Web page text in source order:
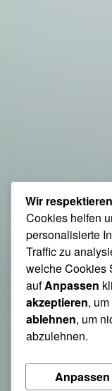
Wir
Cookies helfen
personalisierte
Traffic zu
welche Cookies
aufAnpassen
akzeptieren,
ablehnen, um
abzulehnen.
Anpassen